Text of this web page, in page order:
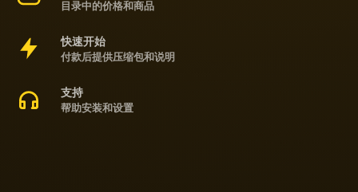
目录中的价格和商品
快速开始
付款后提供压缩包和说明
支持
帮助安装和设置